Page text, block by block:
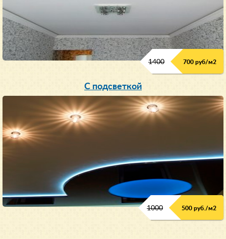
1400 700 руб/м2
С подсветкой
1000 500 руб./м2